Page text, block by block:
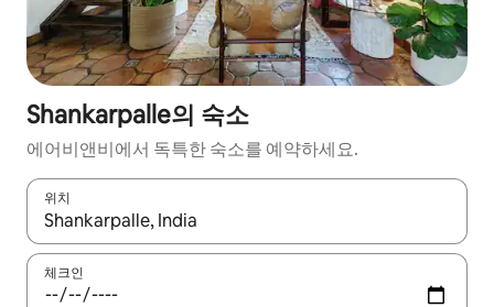
Shankarpalle의 숙소
에어비앤비에서 독특한 숙소를 예약하세요.
위치
결과가 나오면 위·아래 화살표 키를 사용하거나 터치 또는 스와이
체크인